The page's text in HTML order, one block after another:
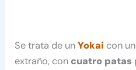
Se trata de unYokai con un
extraño, con cuatro patas